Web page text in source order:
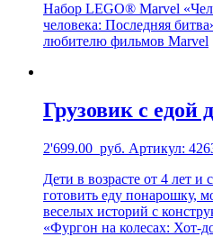
Набор LEGO® Marvel
человека: Последняя
любителю фильмов Marvel
Грузовик с едой
2'699.00 руб. Артикул:
Дети в возрасте от 4 лет и
готовить еду понарошку,
веселых историй с
«Фургон на колесах: Хот-